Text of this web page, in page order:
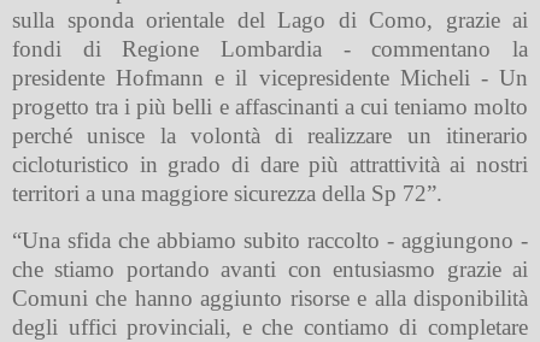
sulla sponda orientale del Lago di Como, grazie ai
fondi di Regione Lombardia - commentano la
presidente Hofmann e il vicepresidente Micheli - Un
progetto tra i più belli e affascinanti a cui teniamo molto
perché unisce la volontà di realizzare un itinerario
cicloturistico in grado di dare più attrattività ai nostri
territori a una maggiore sicurezza della Sp 72”.
“Una sfida che abbiamo subito raccolto - aggiungono -
che stiamo portando avanti con entusiasmo grazie ai
Comuni che hanno aggiunto risorse e alla disponibilità
degli uffici provinciali, e che contiamo di completare